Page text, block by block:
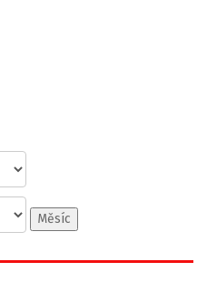
Měsíc